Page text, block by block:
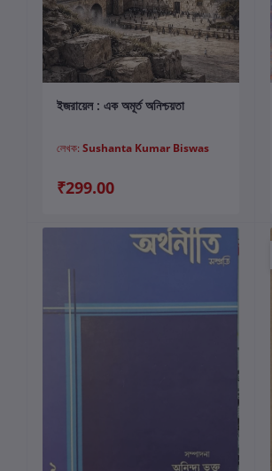
কার্টে যোগ করুন
ইজরায়েল : এক অমূর্ত অনিশ্চয়তা
লেখক: Sushanta Kumar Biswas
₹299.00